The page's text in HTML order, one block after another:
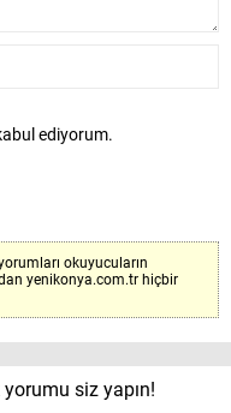
ediyorum.
okuyucuların
yenikonya.com.tr hiçbir
siz yapın!